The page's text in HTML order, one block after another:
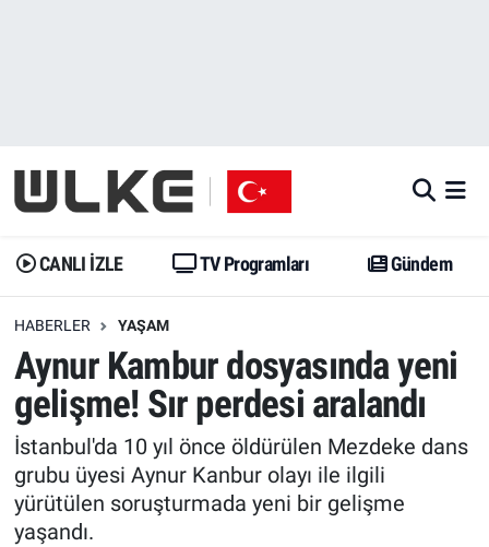
CANLI İZLE TV Programları Gündem
HABERLER YAŞAM
Aynur Kambur dosyasında yeni
gelişme! Sır perdesi aralandı
İstanbul'da 10 yıl önce öldürülen Mezdeke dans
grubu üyesi Aynur Kanbur olayı ile ilgili
yürütülen soruşturmada yeni bir gelişme
yaşandı.
Gündem
Dünya
Erişim Bilgileri
Ekonomi
Trend
Özel Haberler
Gündem
Trend
Erişim Bilgileri
Spor
Ekonomi
Dünya
İstanbul Namaz Vakitleri
Trafik Durumu
Erişim Bilgileri
Tüm Manşetler
Son Dakika Haberleri
Haber Arşivi